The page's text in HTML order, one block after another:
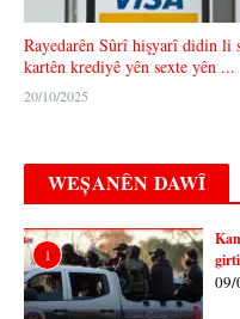
Rayedarên Sûrî hişyarî didin li
kartên krediyê yên sexte yên ...
20/10/2025
WEȘANÊN DAWÎ
1
09/